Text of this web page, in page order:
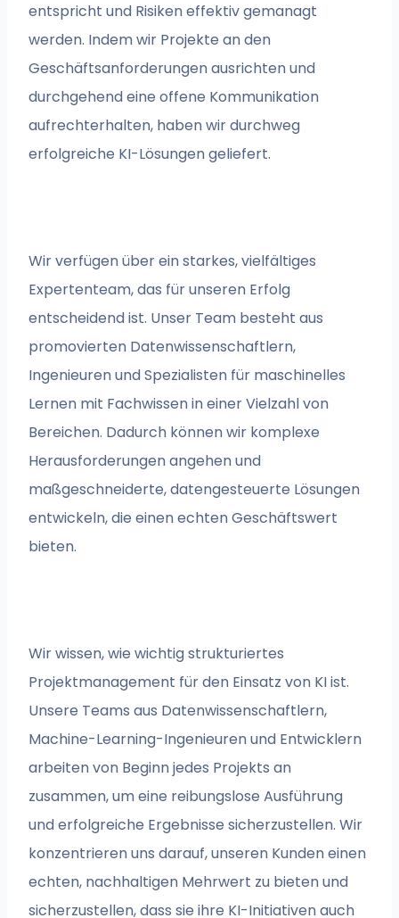
entspricht und Risiken effektiv gemanagt
werden. Indem wir Projekte an den
Geschäftsanforderungen ausrichten und
durchgehend eine offene Kommunikation
aufrechterhalten, haben wir durchweg
erfolgreiche KI-Lösungen geliefert.
Wir verfügen über ein starkes, vielfältiges
Expertenteam, das für unseren Erfolg
entscheidend ist. Unser Team besteht aus
promovierten Datenwissenschaftlern,
Ingenieuren und Spezialisten für maschinelles
Lernen mit Fachwissen in einer Vielzahl von
Bereichen. Dadurch können wir komplexe
Herausforderungen angehen und
maßgeschneiderte, datengesteuerte Lösungen
entwickeln, die einen echten Geschäftswert
bieten.
Wir wissen, wie wichtig strukturiertes
Projektmanagement für den Einsatz von KI ist.
Unsere Teams aus Datenwissenschaftlern,
Machine-Learning-Ingenieuren und Entwicklern
arbeiten von Beginn jedes Projekts an
zusammen, um eine reibungslose Ausführung
und erfolgreiche Ergebnisse sicherzustellen. Wir
konzentrieren uns darauf, unseren Kunden einen
echten, nachhaltigen Mehrwert zu bieten und
sicherzustellen, dass sie ihre KI-Initiativen auch